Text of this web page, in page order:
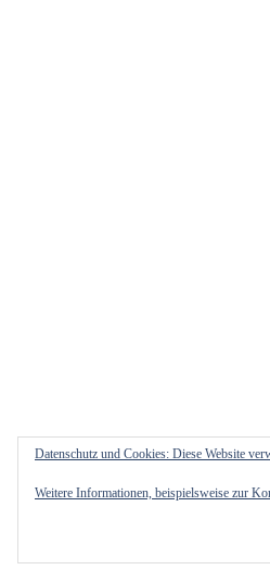
Datenschutz und Cookies: Diese Website
Weitere Informationen, beispielsweise zur